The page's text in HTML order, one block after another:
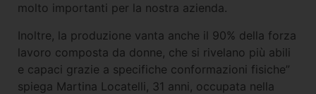
molto importanti per la nostra azienda.
Inoltre, la produzione vanta anche il 90% della forza
lavoro composta da donne, che si rivelano più abili
e capaci grazie a specifiche conformazioni fisiche”
spiega Martina Locatelli, 31 anni, occupata nella